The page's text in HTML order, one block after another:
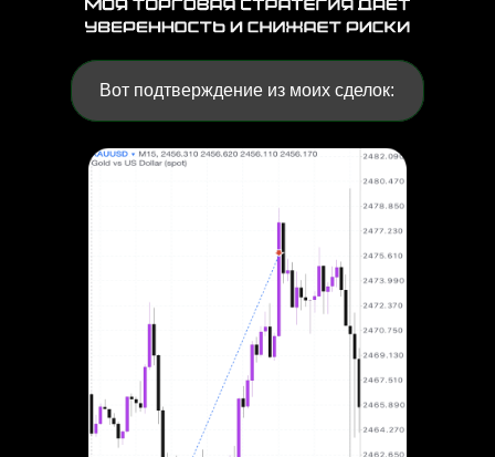
Вот подтверждение из моих сделок: